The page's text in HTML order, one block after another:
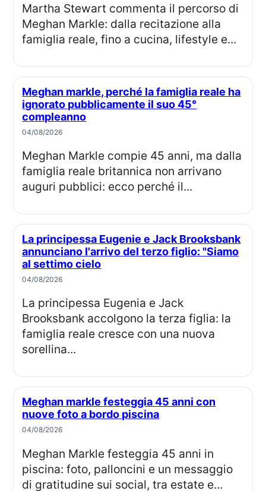
Martha Stewart commenta il percorso di
Meghan Markle: dalla recitazione alla
famiglia reale, fino a cucina, lifestyle e...
Meghan markle, perché la famiglia reale ha
ignorato pubblicamente il suo 45°
compleanno
04/08/2026
Meghan Markle compie 45 anni, ma dalla
famiglia reale britannica non arrivano
auguri pubblici: ecco perché il...
La principessa Eugenie e Jack Brooksbank
annunciano l'arrivo del terzo figlio: "Siamo
al settimo cielo
04/08/2026
La principessa Eugenia e Jack
Brooksbank accolgono la terza figlia: la
famiglia reale cresce con una nuova
sorellina...
Meghan markle festeggia 45 anni con
nuove foto a bordo piscina
04/08/2026
Meghan Markle festeggia 45 anni in
piscina: foto, palloncini e un messaggio
di gratitudine sui social, tra estate e...